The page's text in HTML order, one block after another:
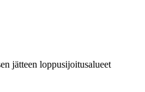
jätteen loppusijoitusalueet